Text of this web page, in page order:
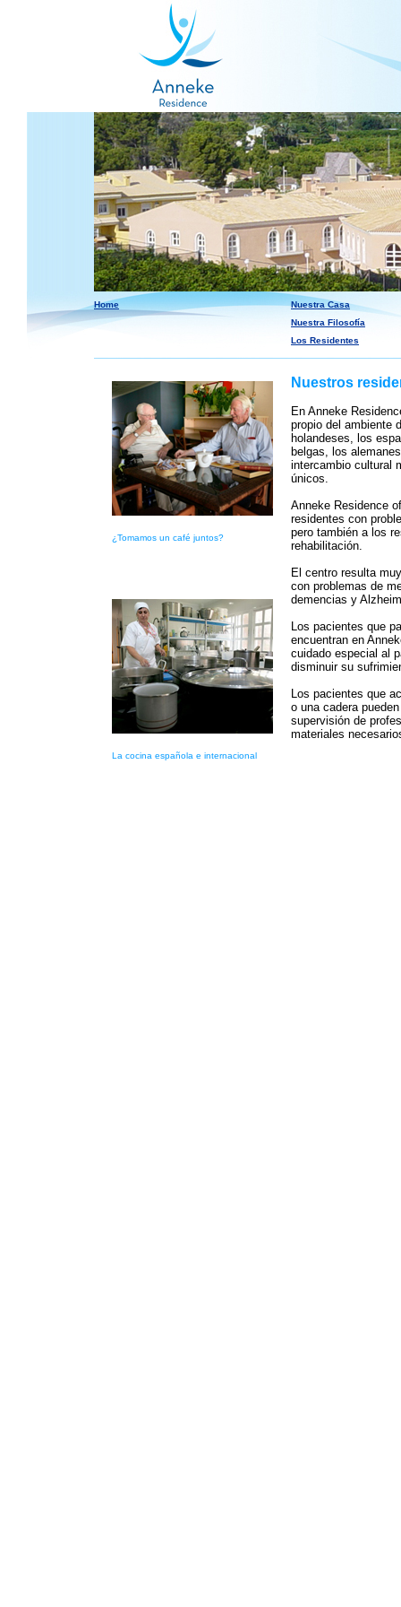
Home
Nuestra Casa
Nuestra Filosofía
Los Residentes
¿Tomamos un café juntos?
La cocina española e internacional
Nuestros
En Anneke
propio del ambiente
holandeses, los
belgas, los
intercambio cultural
únicos.
Anneke Residence
residentes con
pero también a los
rehabilitación.
El centro resulta
con problemas de
demencias y
Los pacientes que
encuentran en
cuidado especial al
disminuir su
Los pacientes que
o una cadera
supervisión de
materiales